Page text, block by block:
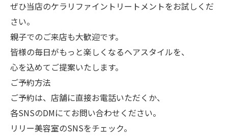
ぜひ当店のケラリファイントリートメントをお試しくだ
さい。
​親子でのご来店も大歓迎です。
皆様の毎日がもっと楽しくなるヘアスタイルを、
心を込めてご提案いたします。
ご予約方法
ご予約は、店舗に直接お電話いただくか、
各SNSのDMにてお問い合わせください。
リリー美容室のSNSをチェック。